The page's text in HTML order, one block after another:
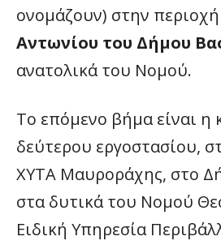
ονομάζουν) στην
Αντωνίου του Δήμου
ανατολικά του Νομού.
Το επόμενο βήμα είναι η
δεύτερου εργοστασίου,
ΧΥΤΑ Μαυροράχης, στο
στα δυτικά του Νομού
Ειδική Υπηρεσία